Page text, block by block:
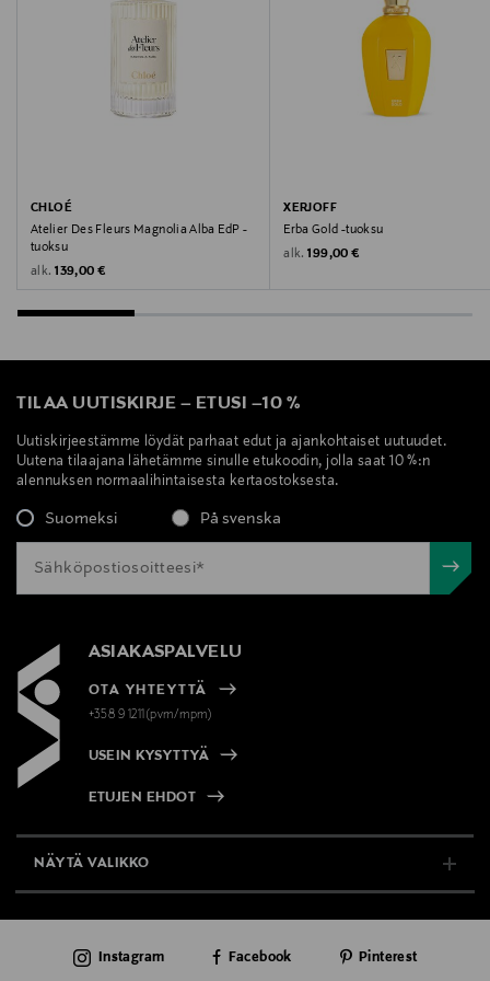
Molton Brown, tuoksu, hajuvesi, parfyymi
CHLOÉ
Atelier Des Fleurs Magnolia Alba EdP -
tuoksu
alk. Original Price
139,00 €
XERJOFF
Erba Gold -tuoksu
alk. Original Price
199,00 €
TILAA UUTISKIRJE – ETUSI –10 %
Uutiskirjeestämme löydät parhaat edut ja ajankohtaiset uutuudet.
Uutena tilaajana lähetämme sinulle etukoodin, jolla saat 10 %:n
alennuksen normaalihintaisesta kertaostoksesta.
Suomeksi På svenska
ASIAKASPALVELU
OTA YHTEYTTÄ
+358 9 1211(pvm/mpm)
USEIN KYSYTTYÄ
ETUJEN EHDOT
NÄYTÄ VALIKKO
AJANKOHTAISTA
Instagram Facebook Pinterest